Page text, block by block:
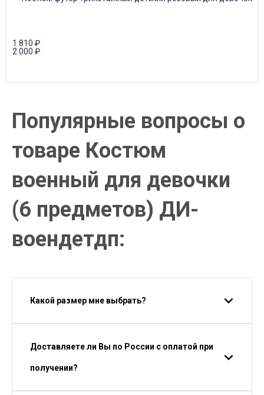
1 810 ₽
2 000 ₽
Популярные вопросы о
товаре Костюм
военный для девочки
(6 предметов) ДИ-
воендетдп:
Какой размер мне выбрать?
Доставляете ли Вы по России с оплатой при
получении?